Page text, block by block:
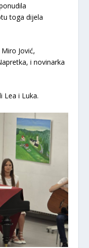
toga dijela
Jović,
i novinarka
Lea i Luka.